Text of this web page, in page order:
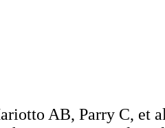
AB, Parry C, et